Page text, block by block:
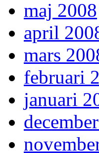
maj 2008
april
mars
februari
januari